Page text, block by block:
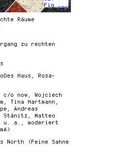
Fig.___
Räume
zu rechten
Haus, Rosa-
c/o now, Wojciech
Tina Hartmann,
Andreas
Stánitz, Matteo
u. a., moderiert
North (Feine Sahne